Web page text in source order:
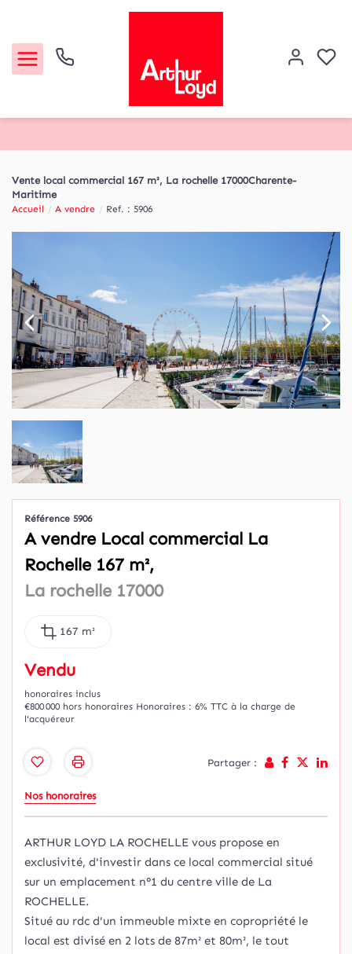
Louer
Etude de marché
Notre Agence
Contact
Vente local commercial 167 m², La rochelle 17000Charente-
Maritime
Accueil A vendre Ref. : 5906
Référence 5906
A vendre Local commercial La
Rochelle 167 m²,
La rochelle 17000
167 m²
Vendu
honoraires inclus
€800 000 hors honoraires Honoraires : 6% TTC à la charge de
l'acquéreur
Partager :
Nos honoraires
ARTHUR LOYD LA ROCHELLE vous propose en
exclusivité, d'investir dans ce local commercial situé
sur un emplacement n°1 du centre ville de La
ROCHELLE.
Situé au rdc d'un immeuble mixte en copropriété le
local est divisé en 2 lots de 87m² et 80m², le tout